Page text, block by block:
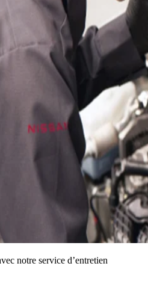
notre service d’entretien